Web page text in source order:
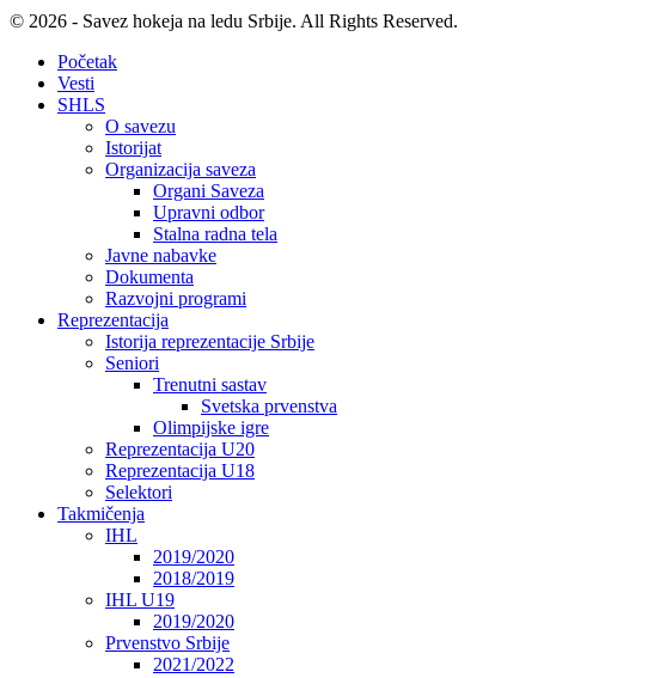
© 2026 - Savez hokeja na ledu Srbije. All Rights Reserved.
Početak
Vesti
SHLS
O savezu
Istorijat
Organizacija saveza
Organi Saveza
Upravni odbor
Stalna radna tela
Javne nabavke
Dokumenta
Razvojni programi
Reprezentacija
Istorija reprezentacije Srbije
Seniori
Trenutni sastav
Svetska prvenstva
Olimpijske igre
Reprezentacija U20
Reprezentacija U18
Selektori
Takmičenja
IHL
2019/2020
2018/2019
IHL U19
2019/2020
Prvenstvo Srbije
2021/2022